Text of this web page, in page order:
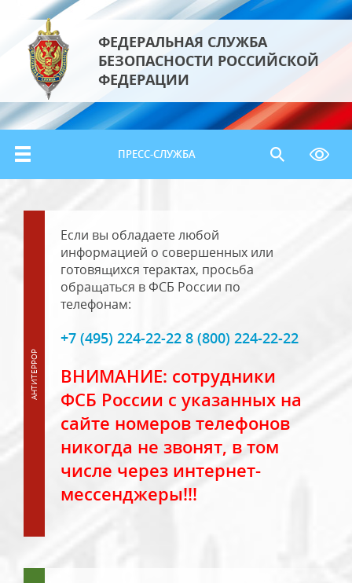
ФЕДЕРАЛЬНАЯ СЛУЖБА
БЕЗОПАСНОСТИ РОССИЙСКОЙ
ФЕДЕРАЦИИ
ПРЕСС-СЛУЖБА
Если вы обладаете любой
информацией о совершенных или
готовящихся терактах, просьба
обращаться в ФСБ России по
телефонам:
+7 (495) 224-22-22 8 (800) 224-22-22
ВНИМАНИЕ: сотрудники
ФСБ России с указанных на
сайте номеров телефонов
никогда не звонят, в том
числе через интернет-
мессенджеры!!!